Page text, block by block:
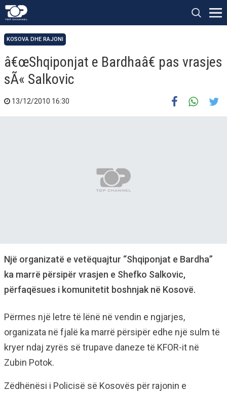
KOSOVA DHE RAJONI
â€œShqiponjat e Bardhaâ€ pas vrasjes
sÃ« Salkovic
13/12/2010 16:30
Një organizatë e vetëquajtur “Shqiponjat e Bardha”
ka marrë përsipër vrasjen e Shefko Salkovic,
përfaqësues i komunitetit boshnjak në Kosovë.
Përmes një letre të lënë në vendin e ngjarjes,
organizata në fjalë ka marrë përsipër edhe një sulm të
kryer ndaj zyrës së trupave daneze të KFOR-it në
Zubin Potok.
Zëdhënësi i Policisë së Kosovës për rajonin e